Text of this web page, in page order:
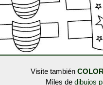
Visite también
Miles de dibujos